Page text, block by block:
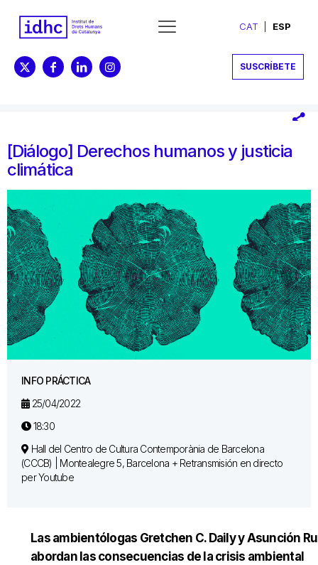
CAT ESP
SUSCRÍBETE
[Diálogo] Derechos humanos y justicia
climática
INFO PRÁCTICA
25/04/2022
18:30
Hall del Centro de Cultura Contemporània de Barcelona
(CCCB) | Montealegre 5, Barcelona + Retransmisión en directo
per Youtube
Las ambientólogas Gretchen C. Daily y Asunción
abordan las consecuencias de la crisis ambiental